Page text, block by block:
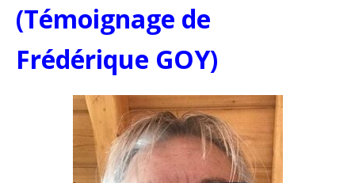
(Témoignage de
Frédérique GOY)